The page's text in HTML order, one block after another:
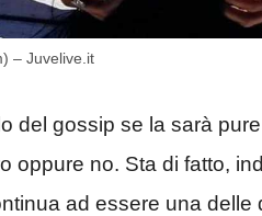
– Juvelive.it
del gossip se la sarà
oppure no. Sta di fatto,
ad essere una delle